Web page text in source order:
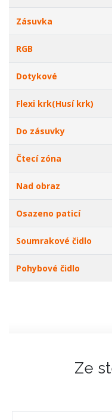
Zásuvka
RGB
Dotykové
Flexi krk(Husí krk)
Do zásuvky
Čtecí zóna
Nad obraz
Osazeno paticí
Soumrakové čidlo
Pohybové čidlo
Ze